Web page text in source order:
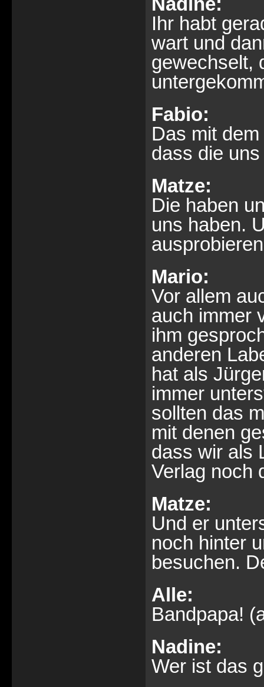
Ihr habt
wart und
gewechselt,
Fabio:
Das mit
dass die
Matze:
Die haben
uns haben.
Mario:
Vor allem
auch immer
ihm
anderen
hat als
immer
sollten das
mit denen
dass wir als
Verlag noch
Matze:
Und er
noch hinter
besuchen.
Alle:
Bandpapa!
Nadine:
Wer ist das